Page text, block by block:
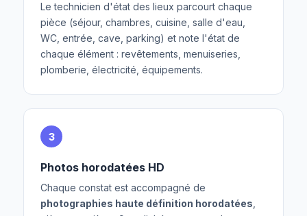
Le technicien d'état des lieux parcourt chaque
pièce (séjour, chambres, cuisine, salle d'eau,
WC, entrée, cave, parking) et note l'état de
chaque élément : revêtements, menuiseries,
plomberie, électricité, équipements.
3
Photos horodatées HD
Chaque constat est accompagné de
photographies haute définition horodatées